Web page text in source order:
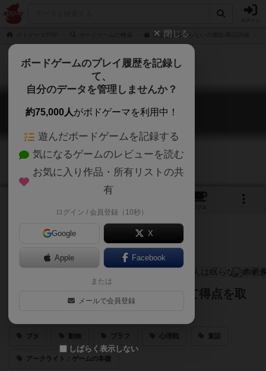
赤ずきんは眠らないの通販/商品詳細
赤ずきんは眠らない
Eat Me If You Can!
カフェ
起きて狼に罠を仕掛ける？ 眠って得点を取
ブタ 動物 ブラフ 心理戦 童話
アークライト：ゲームの本棚
閉じる
ボードゲームのプレイ履歴を記録し
て、
自分のデータを管理しませんか？
約75,000人がボドゲーマを利用中！
遊んだボードゲームを記録する
気になるゲームのレビューを読む
お気に入り作品・所有リストの共
有
ログイン / 会員登録（10秒）
Google X
Apple Facebook
または
メールで会員登録
しばらく表示しない